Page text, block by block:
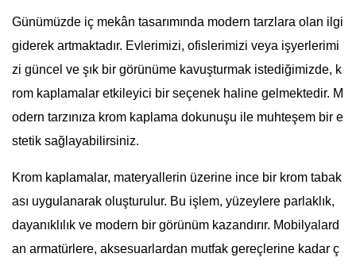
Günümüzde iç mekân tasarımında modern tarzlara olan ilgi
giderek artmaktadır. Evlerimizi, ofislerimizi veya işyerlerimi
zi güncel ve şık bir görünüme kavuşturmak istediğimizde, k
rom kaplamalar etkileyici bir seçenek haline gelmektedir. M
odern tarzınıza krom kaplama dokunuşu ile muhteşem bir e
stetik sağlayabilirsiniz.
Krom kaplamalar, materyallerin üzerine ince bir krom tabak
ası uygulanarak oluşturulur. Bu işlem, yüzeylere parlaklık,
dayanıklılık ve modern bir görünüm kazandırır. Mobilyalard
an armatürlere, aksesuarlardan mutfak gereçlerine kadar ç